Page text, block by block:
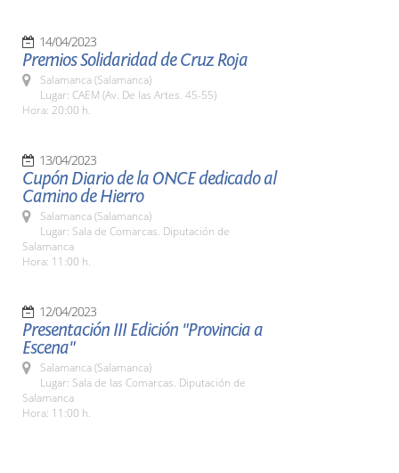
14/04/2023
Premios Solidaridad de Cruz Roja
Salamanca (Salamanca)
Lugar: CAEM (Av. De las Artes. 45-55)
Hora: 20:00 h.
13/04/2023
Cupón Diario de la ONCE dedicado al
Camino de Hierro
Salamanca (Salamanca)
Lugar: Sala de Comarcas. Diputación de
Salamanca
Hora: 11:00 h.
12/04/2023
Presentación III Edición "Provincia a
Escena"
Salamanca (Salamanca)
Lugar: Sala de las Comarcas. Diputación de
Salamanca
Hora: 11:00 h.